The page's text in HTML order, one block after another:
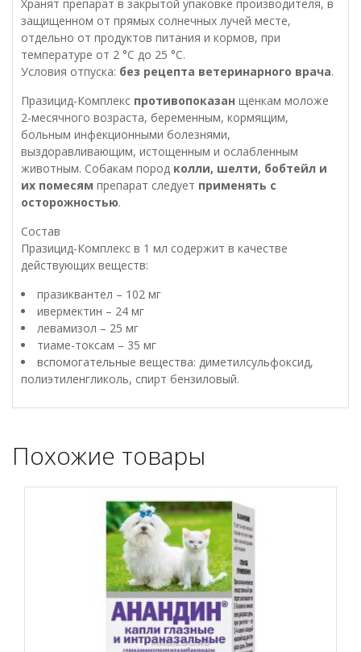
Хранят препарат в закрытой упаковке производителя, в
защищенном от прямых солнечных лучей месте,
отдельно от продуктов питания и кормов, при
температуре от 2 °С до 25 °С.
Условия отпуска: без рецепта ветеринарного врача.
Празицид-Комплекс противопоказан щенкам моложе
2-месячного возраста, беременным, кормящим,
больным инфекционными болезнями,
выздоравливающим, истощенным и ослабленным
животным. Собакам пород колли, шелти, бобтейл и
их помесям препарат следует применять с
осторожностью.
Состав
Празицид-Комплекс в 1 мл содержит в качестве
действующих веществ:
празиквантел – 102 мг
ивермектин – 24 мг
левамизол – 25 мг
тиаме-токсам – 35 мг
вспомогательные вещества: диметилсульфоксид,
полиэтиленгликоль, спирт бензиловый.
Похожие товары